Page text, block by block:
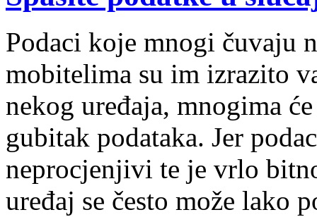
Podaci koje mnogi čuvaju
mobitelima su im izrazito
nekog uređaja, mnogima
gubitak podataka. Jer
neprocjenjivi te je vrlo
uređaj se često može